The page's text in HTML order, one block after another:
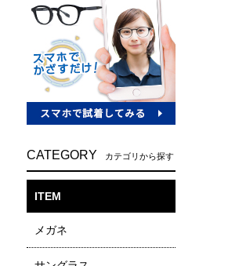
CATEGORY カテゴリから探す
ITEM
メガネ